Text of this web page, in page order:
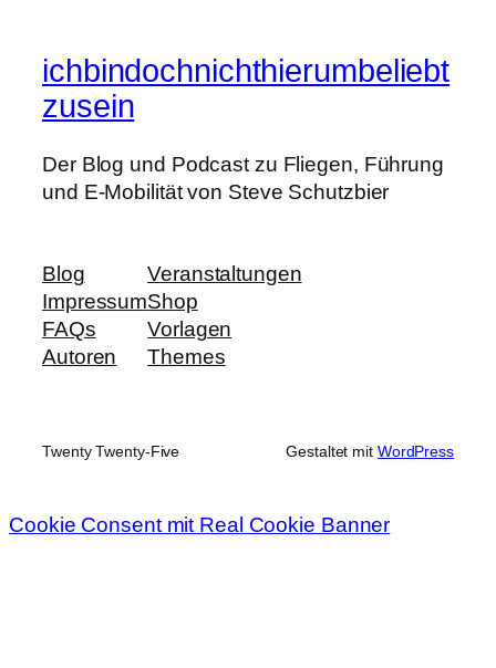
ichbindochnichthierumbeliebt
zusein
Der Blog und Podcast zu Fliegen, Führung
und E-Mobilität von Steve Schutzbier
Blog
Impressum
FAQs
Autoren
Veranstaltungen
Shop
Vorlagen
Themes
Twenty Twenty-Five Gestaltet mit WordPress
Cookie Consent mit Real Cookie Banner